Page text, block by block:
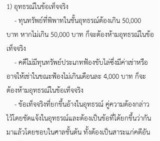
1) อุทธรณ์ในข้อเท็จจริง
- ทุนทรัพย์ที่พิพาทในชั้นอุทธรณ์ต้องเกิน 50,000
บาท หากไม่เกิน 50,000 บาท ก็จะต้องห้ามอุทธรณ์ในข้อ
เท็จจริง
- คดีไม่มีทุนทรัพย์ประเภทฟ้องขับไล่ซึ่งมีค่าเช่าหรือ
อาจให้เช่าในขณะฟ้องไม่เกินเดือนละ 4,000 บาท ก็จะ
ต้องห้ามอุทธรณ์ในข้อเท็จจริง
- ข้อเท็จจริงที่ยกขึ้นอ้างในอุทธรณ์ คู่ความต้องกล่าว
ไว้โดยชัดแจ้งในอุทธรณ์และต้องเป็นข้อที่ได้ยกขึ้นว่ากัน
มาแล้วโดยชอบในศาลชั้นต้น ทั้งต้องเป็นสาระแก่คดีอัน